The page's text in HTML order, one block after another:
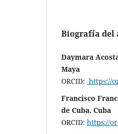
Biografía del
Daymara
Maya
ORCID: https://
Francisco
de Cuba. Cuba
ORCID: https://